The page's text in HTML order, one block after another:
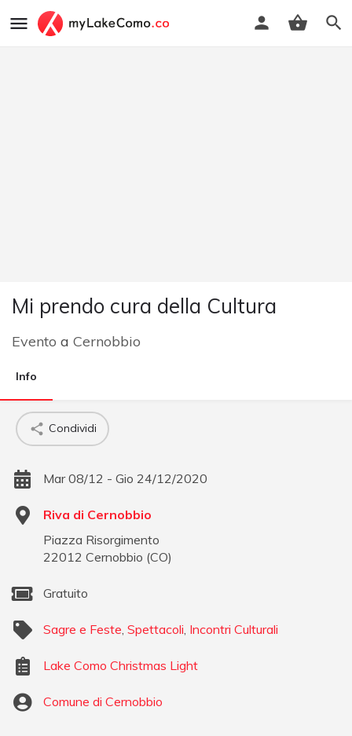
Mi prendo cura della Cultura
Evento a Cernobbio
Info
Condividi
Mar 08/12 - Gio 24/12/2020
Riva di Cernobbio
Piazza Risorgimento
22012 Cernobbio (CO)
Gratuito
Sagre e Feste Spettacoli Incontri Culturali
Lake Como Christmas Light
Comune di Cernobbio